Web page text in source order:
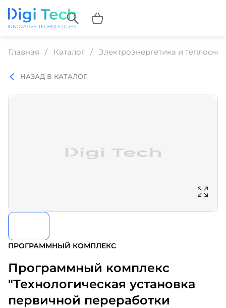
Главная Каталог Электроэнергетика и
НАЗАД В КАТАЛОГ
ПРОГРАММНЫЙ КОМПЛЕКС
Программный комплекс
"Технологическая установка
первичной переработки